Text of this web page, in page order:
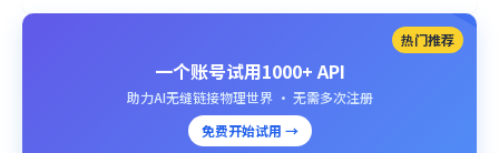
热门推荐
一个账号试用1000+ API
助力AI无缝链接物理世界 · 无需多次注册
免费开始试用 →